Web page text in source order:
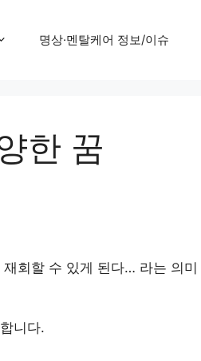
명상·멘탈케어 정보/이슈
한 꿈
회할 수 있게 된다… 라는 의미
니다.